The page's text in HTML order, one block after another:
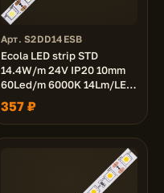
Арт. S2DD14ESB
Ecola LED strip STD
14.4W/m 24V IP20 10mm
60Led/m 6000K 14Lm/LED
840Lm/m светодиодная
лента на катушке 5м.
357 ₽